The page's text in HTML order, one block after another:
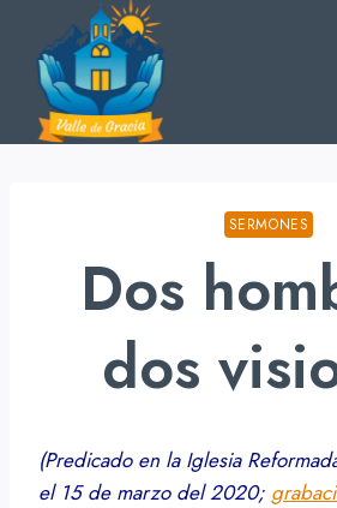
content
SERMONES
Dos
dos
(Predicado en la Iglesia
el 15 de marzo del 2020;